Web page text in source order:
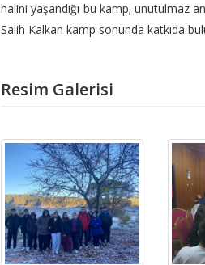
halini yaşandığı bu kamp; unutulmaz
Salih Kalkan kamp sonunda katkıda
Resim Galerisi